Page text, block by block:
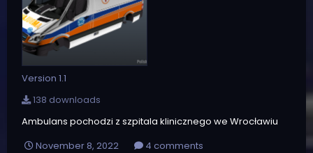
Version 1.1
138 downloads
Ambulans pochodzi z szpitala klinicznego we Wrocławiu
November 8, 2022
4 comments